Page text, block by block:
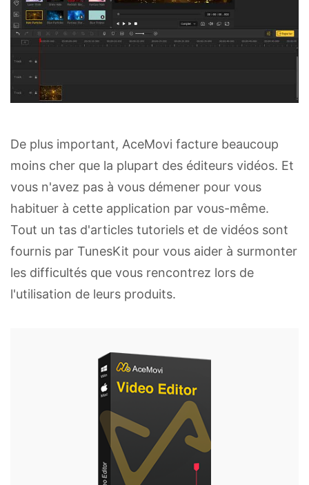
De plus important, AceMovi facture beaucoup
moins cher que la plupart des éditeurs vidéos. Et
vous n'avez pas à vous démener pour vous
habituer à cette application par vous-même.
Tout un tas d'articles tutoriels et de vidéos sont
fournis par TunesKit pour vous aider à surmonter
les difficultés que vous rencontrez lors de
l'utilisation de leurs produits.